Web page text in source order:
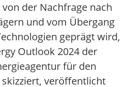
der Nachfrage nach
und vom Übergang
geprägt wird,
Outlook 2024 der
für den
veröffentlicht